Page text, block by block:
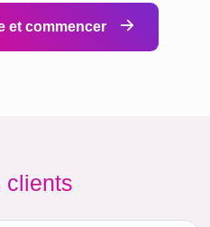
et commencer
clients